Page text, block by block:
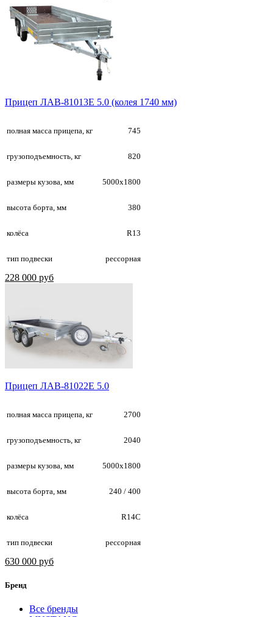
Прицеп ЛАВ-81013E 5.0 (колея 1740 мм)
полная масса прицепа, кг 745
грузоподъемность, кг 820
размеры кузова, мм 5000х1800
высота борта, мм 380
колёса R13
тип подвески рессорная
228 000 руб
Прицеп ЛАВ-81022Е 5.0
полная масса прицепа, кг 2700
грузоподъемность, кг 2040
размеры кузова, мм 5000х1800
высота борта, мм 240 / 400
колёса R14С
тип подвески рессорная
630 000 руб
Бренд
Все бренды